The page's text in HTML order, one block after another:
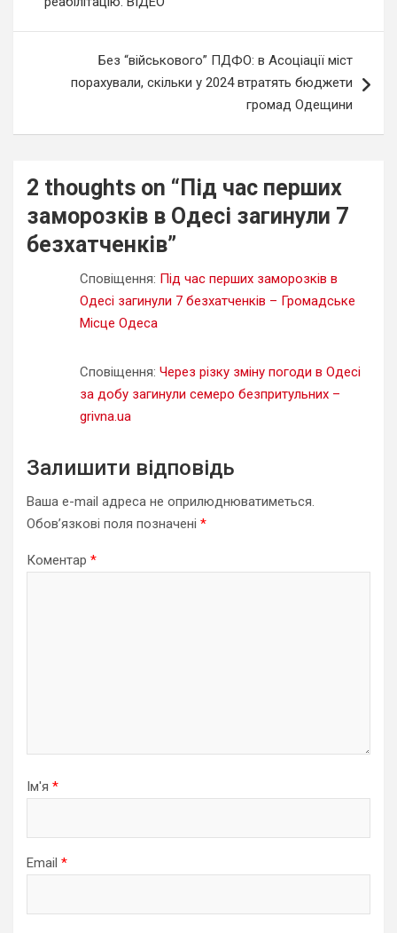
Без “військового” ПДФО: в Асоціації міст
порахували, скільки у 2024 втратять бюджети
громад Одещини
2 thoughts on “ Під час перших
заморозків в Одесі загинули 7
безхатченків”
Сповіщення: Під час перших заморозків в
Одесі загинули 7 безхатченків – Громадське
Місце Одеса
Сповіщення: Через різку зміну погоди в Одесі
за добу загинули семеро безпритульних –
grivna.ua
Залишити відповідь
Ваша e-mail адреса не оприлюднюватиметься.
Обов’язкові поля позначені *
Коментар *
Ім'я *
Email *